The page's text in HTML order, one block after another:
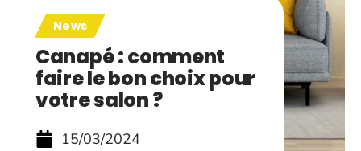
News
Canapé : comment
faire le bon choix pour
votre salon ?
15/03/2024